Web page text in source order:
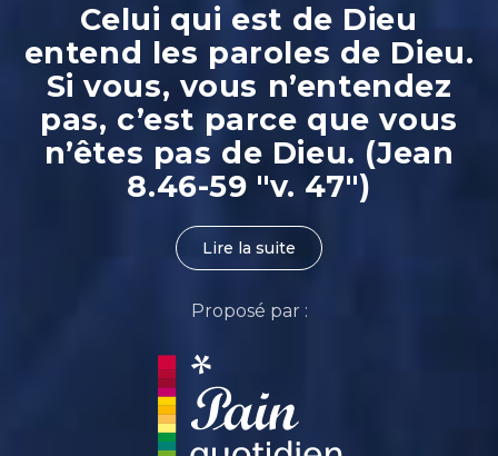
Celui qui est de Dieu
entend les paroles de Dieu.
Si vous, vous n’entendez
pas, c’est parce que vous
n’êtes pas de Dieu. (Jean
8.46-59 "v. 47")
Lire la suite
Proposé par :